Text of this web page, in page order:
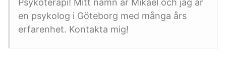
Psykoterapi! Mitt namn är Mikael och jag är
en psykolog i Göteborg med många års
erfarenhet. Kontakta mig!